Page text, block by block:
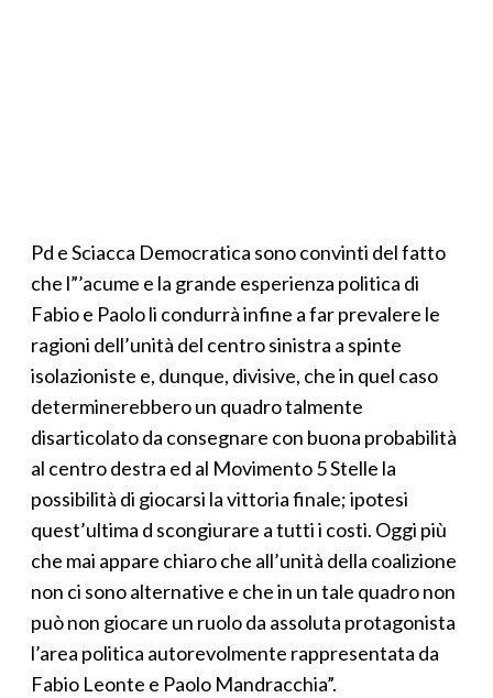
Pd e Sciacca Democratica sono convinti del fatto
che l”’acume e la grande esperienza politica di
Fabio e Paolo li condurrà infine a far prevalere le
ragioni dell’unità del centro sinistra a spinte
isolazioniste e, dunque, divisive, che in quel caso
determinerebbero un quadro talmente
disarticolato da consegnare con buona probabilità
al centro destra ed al Movimento 5 Stelle la
possibilità di giocarsi la vittoria finale; ipotesi
quest’ultima d scongiurare a tutti i costi. Oggi più
che mai appare chiaro che all’unità della coalizione
non ci sono alternative e che in un tale quadro non
può non giocare un ruolo da assoluta protagonista
l’area politica autorevolmente rappresentata da
Fabio Leonte e Paolo Mandracchia”.